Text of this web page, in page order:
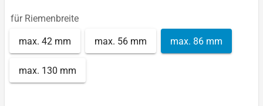
für Riemenbreite
max. 42 mm max. 56 mm max. 86 mm
max. 130 mm